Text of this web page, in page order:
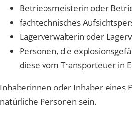
Betriebsmeisterin oder
fachtechnisches
Lagerverwalterin oder
Personen, die
diese vom Transporteuer in
Inhaberinnen oder Inhaber eines
natürliche Personen sein.